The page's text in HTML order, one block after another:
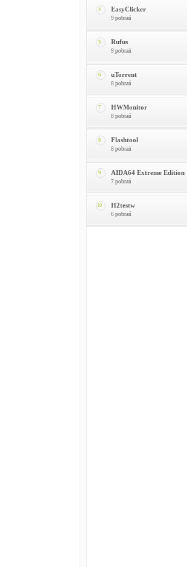
4 EasyClicker
9 pobrań
5 Rufus
9 pobrań
6 uTorrent
8 pobrań
7 HWMonitor
8 pobrań
8 Flashtool
8 pobrań
9 AIDA64 Extreme Edition
7 pobrań
10 H2testw
6 pobrań